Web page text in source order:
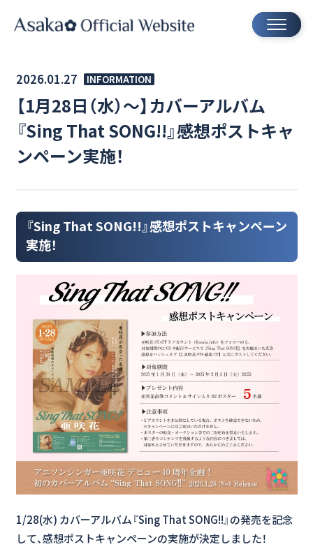
2026.01.27 INFORMATION
【1月28日（水）～】カバーアルバム
『Sing That SONG!!』感想ポストキャ
ンペーン実施！
『Sing That SONG!!』感想ポストキャンペーン
実施！
1/28(水) カバーアルバム『Sing That SONG!!』の発売を記念
して、感想ポストキャンペーンの実施が決定しました！